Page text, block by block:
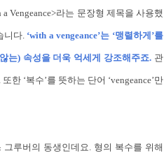
Vengeance>라는 문장형 제목을 사용했
니다.‘with a vengeance’는 ‘맹렬하게’를
는) 속성을 더욱 억세게 강조해주죠. 관
‘복수’를 뜻하는 단어 ‘vengeance’만
루버의 동생인데요. 형의 복수를 위해